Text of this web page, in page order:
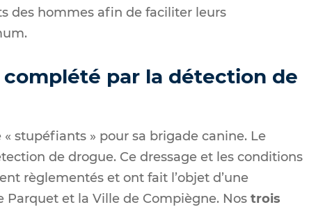
des hommes afin de faciliter leurs
par la détection de
stupéfiants » pour sa brigade canine. Le
de drogue. Ce dressage et les conditions
règlementés et ont fait l’objet d’une
Parquet et la Ville de Compiègne. Nos trois